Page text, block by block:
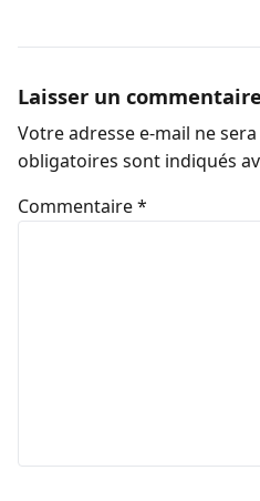
Laisser un commentaire
Votre adresse e-mail ne
obligatoires sont indiqués
Commentaire*